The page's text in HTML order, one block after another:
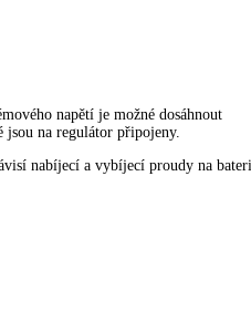
napětí je možné dosáhnout
jsou na regulátor připojeny.
nabíjecí a vybíjecí proudy na